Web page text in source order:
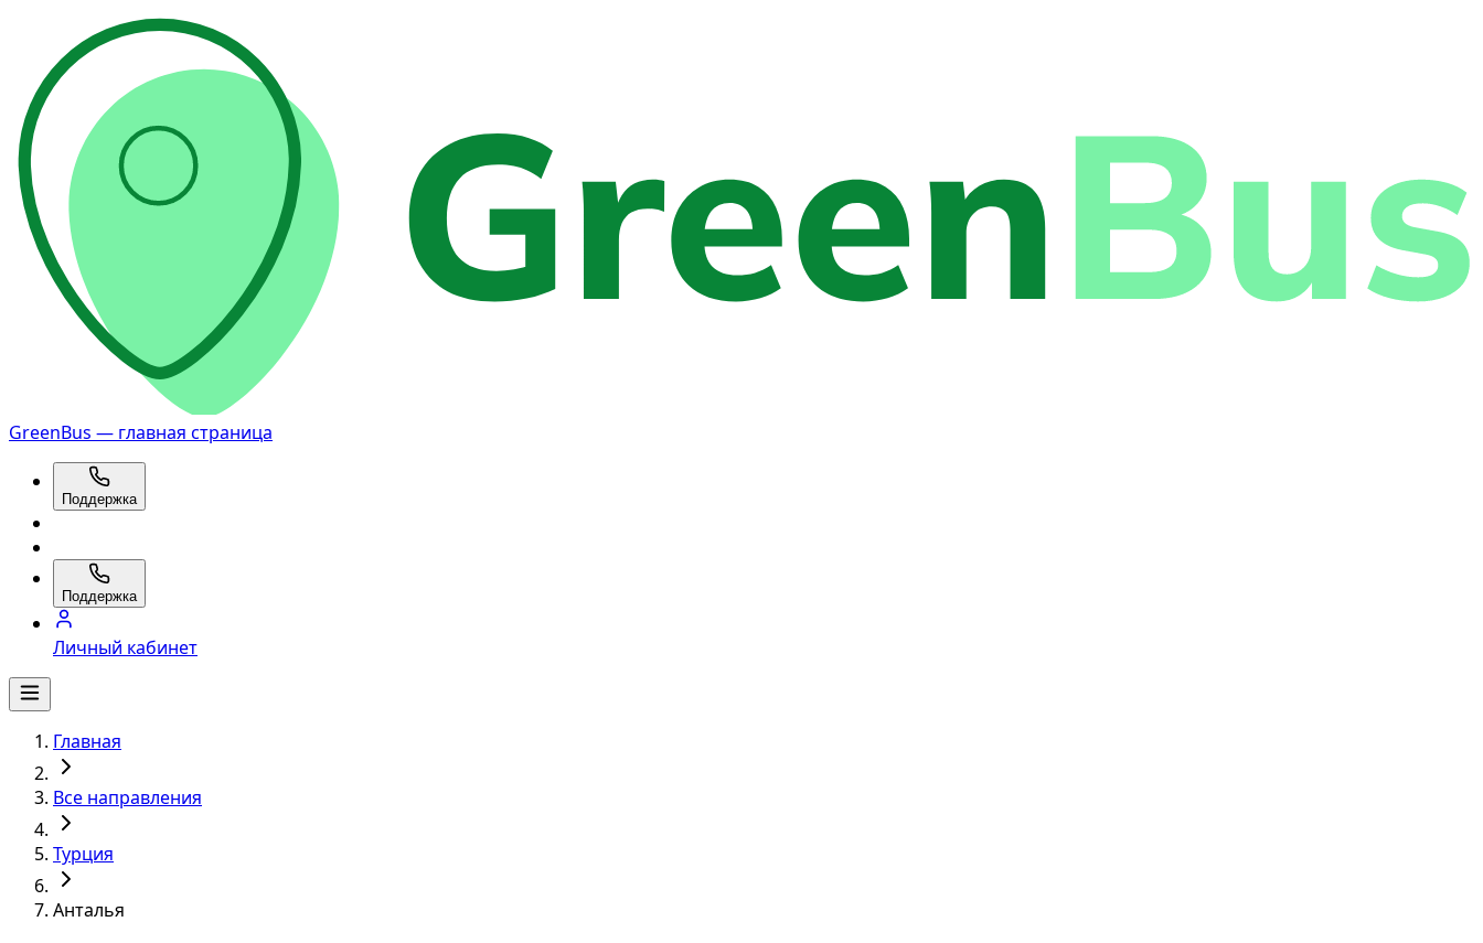
GreenBus — главная страница
Поддержка
Поддержка
Личный кабинет
Главная
Все направления
Турция
Анталья